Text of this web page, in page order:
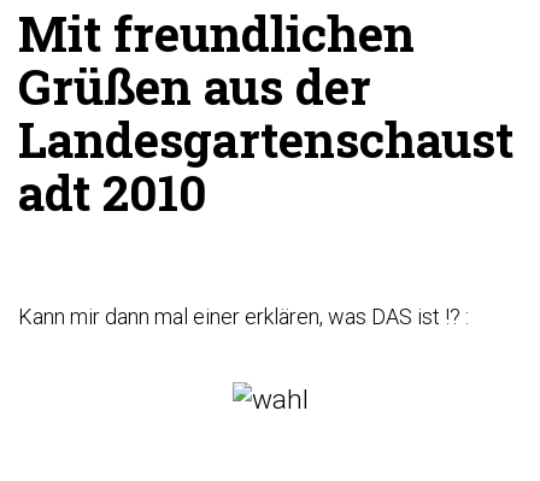
Mit freundlichen
Grüßen aus der
Landesgartenschaust
adt 2010
Kann mir dann mal einer erklären, was DAS ist !? :